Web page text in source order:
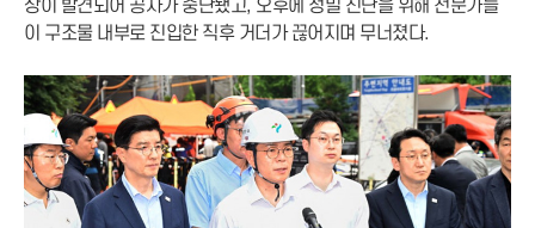
상이 발견되어 공사가 중단됐고, 오후에 정밀 진단을 위해 전문가들
이 구조물 내부로 진입한 직후 거더가 끊어지며 무너졌다.